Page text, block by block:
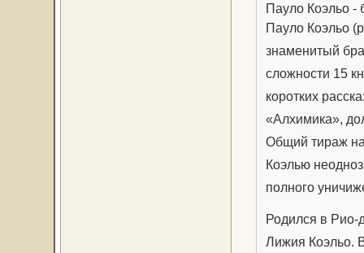
Пауло Коэльо -
Пауло Коэльо
знаменитый
сложности 15
коротких
«Алхимика»,
Общий тираж
Коэлью
полного
Родился в Рио-
Лижия Коэльо.